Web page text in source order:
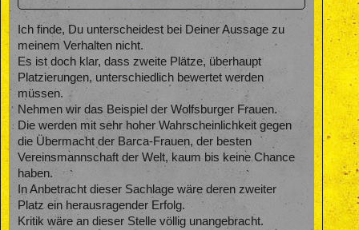
Ich finde, Du unterscheidest bei Deiner Aussage zu
meinem Verhalten nicht.
Es ist doch klar, dass zweite Plätze, überhaupt
Platzierungen, unterschiedlich bewertet werden
müssen.
Nehmen wir das Beispiel der Wolfsburger Frauen.
Die werden mit sehr hoher Wahrscheinlichkeit gegen
die Übermacht der Barca-Frauen, der besten
Vereinsmannschaft der Welt, kaum bis keine Chance
haben.
In Anbetracht dieser Sachlage wäre deren zweiter
Platz ein herausragender Erfolg.
Kritik wäre an dieser Stelle völlig unangebracht.